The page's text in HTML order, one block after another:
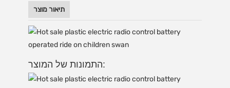
תיאור מוצר
התמונות של המוצר: